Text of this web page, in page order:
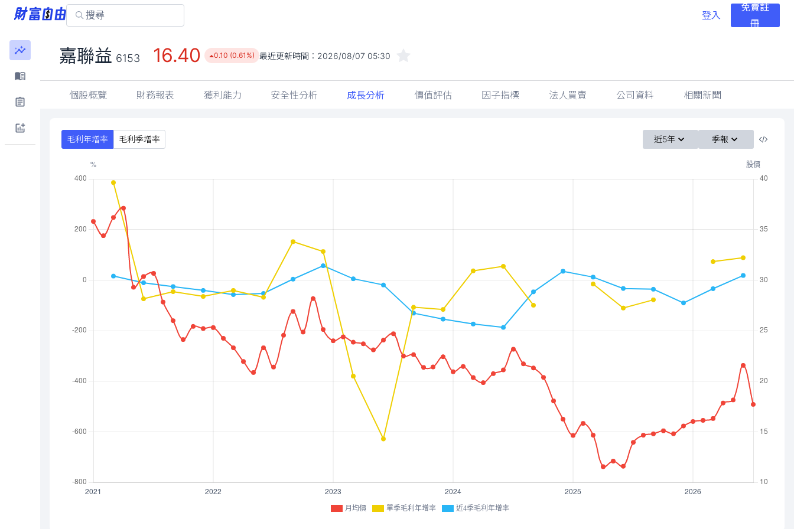
登入
免費註
冊
嘉聯益 6153 16.40 0.10 (0.61%) 最近更新時間： 2026/08/07 05:30
個股概覽 財務報表 獲利能力 安全性分析 成長分析 價值評估 因子指標 法人買賣 公司資料 相關新聞
毛利年增率 毛利季增率 近5年 季報
月均價 單季毛利年增率 近4季毛利年增率